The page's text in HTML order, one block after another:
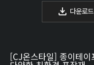
다운로드
[CJ온스타일] 종이테